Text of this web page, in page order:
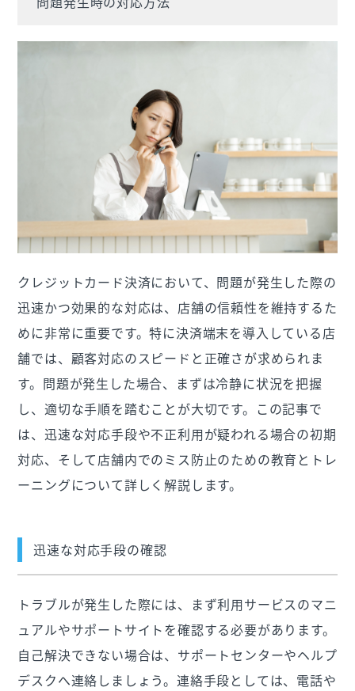
クレジットカード決済において、問題が発生した際の
迅速かつ効果的な対応は、店舗の信頼性を維持するた
めに非常に重要です。特に決済端末を導入している店
舗では、顧客対応のスピードと正確さが求められま
す。問題が発生した場合、まずは冷静に状況を把握
し、適切な手順を踏むことが大切です。この記事で
は、迅速な対応手段や不正利用が疑われる場合の初期
対応、そして店舗内でのミス防止のための教育とトレ
ーニングについて詳しく解説します。
迅速な対応手段の確認
トラブルが発生した際には、まず利用サービスのマニ
ュアルやサポートサイトを確認する必要があります。
自己解決できない場合は、サポートセンターやヘルプ
デスクへ連絡しましょう。連絡手段としては、電話や